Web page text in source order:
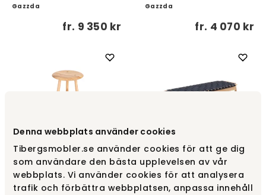
Denna webbplats använder cookies
Tibergsmobler.se använder cookies för att ge dig
som användare den bästa upplevelsen av vår
webbplats. Vi använder cookies för att analysera
trafik och förbättra webbplatsen, anpassa innehåll
Gazzda
fr. 9 350 kr
Gazzda
fr. 4 070 kr
Gazzda
Klupa Bänk
Gazzda